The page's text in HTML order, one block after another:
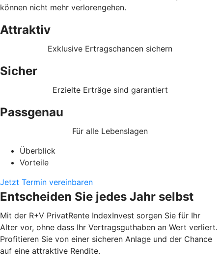
können nicht mehr verlorengehen.
Attraktiv
Exklusive Ertragschancen sichern
Sicher
Erzielte Erträge sind garantiert
Passgenau
Für alle Lebenslagen
Überblick
Vorteile
Jetzt Termin vereinbaren
Entscheiden Sie jedes Jahr selbst
Mit der R+V PrivatRente IndexInvest sorgen Sie für Ihr
Alter vor, ohne dass Ihr Vertragsguthaben an Wert verliert.
Profitieren Sie von einer sicheren Anlage und der Chance
auf eine attraktive Rendite.